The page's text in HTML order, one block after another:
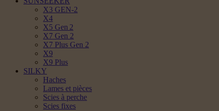
X3 GEN-2
X4
X5 Gen 2
X7 Gen 2
X7 Plus Gen 2
X9
X9 Plus
SILKY
Haches
Lames et pièces
Scies à perche
Scies fixes